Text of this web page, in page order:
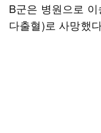
B군은 병원으로
다출혈)로 사망했